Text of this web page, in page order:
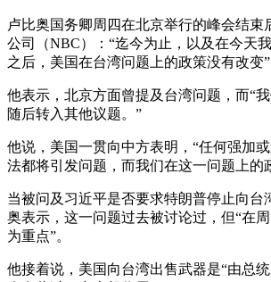
卢比奥国务卿周四在北京举行的峰会结束
公司（NBC）：“迄今为止，以及在今天
之后，美国在台湾问题上的政策没有改变”
他表示，北京方面曾提及台湾问题，而“
随后转入其他议题。”
他说，美国一贯向中方表明，“任何强加
法都将引发问题，而我们在这一问题上的
当被问及习近平是否要求特朗普停止向台
奥表示，这一问题过去被讨论过，但“在
为重点”。
他接着说，美国向台湾出售武器是“由总